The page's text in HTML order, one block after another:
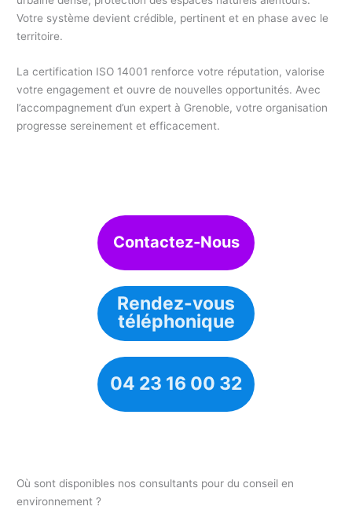
Votre système devient crédible, pertinent et en phase avec le
territoire.
La certification ISO 14001 renforce votre réputation, valorise
votre engagement et ouvre de nouvelles opportunités. Avec
l’accompagnement d’un expert à Grenoble, votre organisation
progresse sereinement et efficacement.
Contactez-Nous
Rendez-vous
téléphonique
04 23 16 00 32
Où sont disponibles nos consultants pour du conseil en
environnement ?